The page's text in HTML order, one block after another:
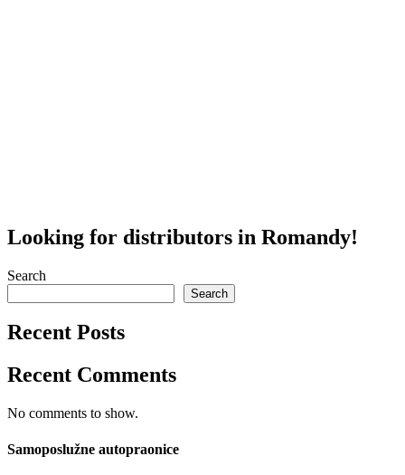
Looking for distributors in Romandy!
Search
Search
Recent Posts
Recent Comments
No comments to show.
Samoposlužne autopraonice